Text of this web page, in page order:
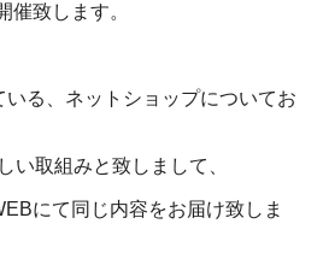
催致します。
る、ネットショップについてお
い取組みと致しまして、
にて同じ内容をお届け致しま